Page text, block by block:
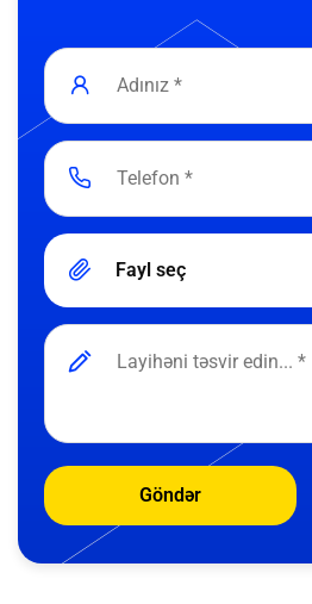
Fayl seç
Göndər